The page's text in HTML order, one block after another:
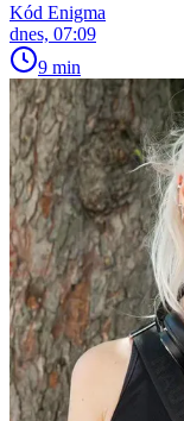
Kód Enigma
dnes, 07:09
9 min